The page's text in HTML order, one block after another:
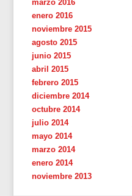
marzo 2016
enero 2016
noviembre 2015
agosto 2015
junio 2015
abril 2015
febrero 2015
diciembre 2014
octubre 2014
julio 2014
mayo 2014
marzo 2014
enero 2014
noviembre 2013